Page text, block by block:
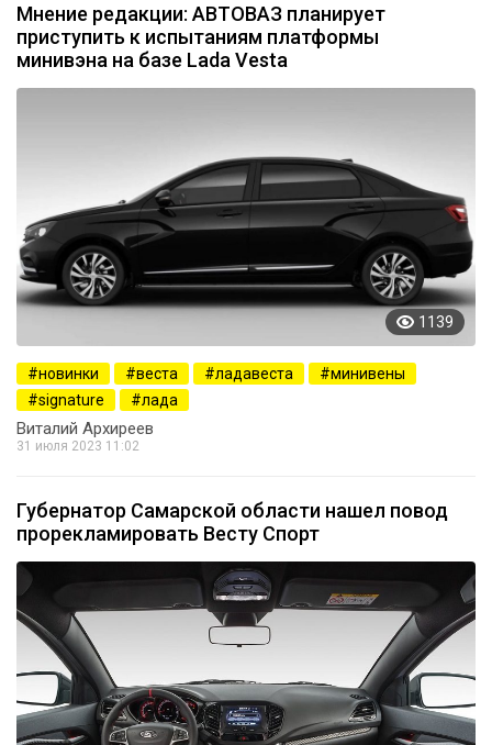
Мнение редакции: АВТОВАЗ планирует
приступить к испытаниям платформы
минивэна на базе Lada Vesta
1139
новинки веста ладавеста
минивены
signature
лада
Виталий Архиреев
31 июля 2023 11:02
Губернатор Самарской области нашел повод
прорекламировать Весту Спорт